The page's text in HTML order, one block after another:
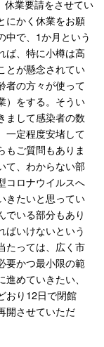
休業要請をさせてい
にかく休業をお願
中で、1か月という
ば、特に小樽は高
とが懸念されてい
者の方々が使って
）をする。そうい
まして感染者の数
一定程度安堵して
もご質問もありま
て、わからない部
コロナウイルスへ
きたいと思ってい
でいる部分もあり
ばいけないという
たっては、広く市
要かつ最小限の範
めていきたい、
おり12日で閉館
開させていただ